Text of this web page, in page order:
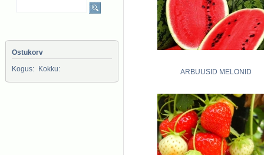
Ostukorv
Kogus:
Kokku: ARBUUSID MELONID